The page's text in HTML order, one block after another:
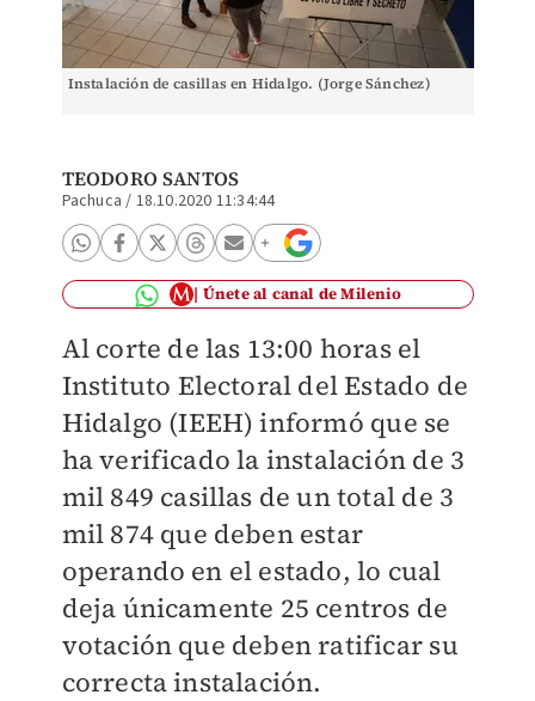
Instalación de casillas en Hidalgo. (Jorge Sánchez)
TEODORO SANTOS
Pachuca / 18.10.2020 11:34:44
Únete al canal de Milenio
Al corte de las 13:00 horas el
Instituto Electoral del Estado de
Hidalgo (IEEH) informó que se
ha verificado la instalación de 3
mil 849 casillas de un total de 3
mil 874 que deben estar
operando en el estado, lo cual
deja únicamente 25 centros de
votación que deben ratificar su
correcta instalación.